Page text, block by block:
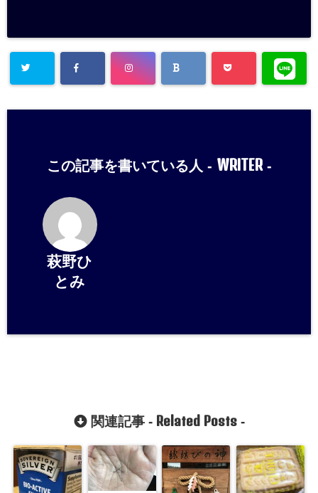
この記事を書いている人 - WRITER-
萩野ひ
とみ
関連記事 - Related Posts-